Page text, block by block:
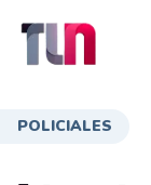
POLICIALES